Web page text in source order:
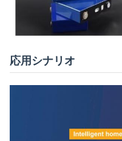
応用シナリオ